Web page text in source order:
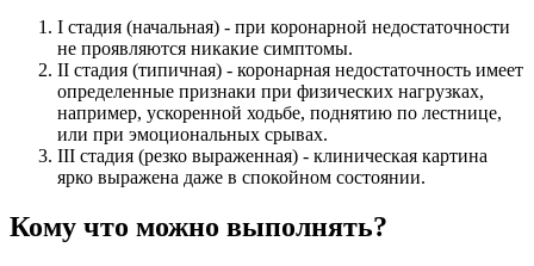
I стадия (начальная) - при коронарной недостаточности
не проявляются никакие симптомы.
II стадия (типичная) - коронарная недостаточность имеет
определенные признаки при физических нагрузках,
например, ускоренной ходьбе, поднятию по лестнице,
или при эмоциональных срывах.
III стадия (резко выраженная) - клиническая картина
ярко выражена даже в спокойном состоянии.
Кому что можно выполнять?